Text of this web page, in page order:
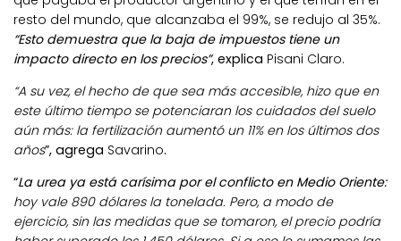
resto del mundo, que alcanzaba el 99%, se redujo al 35%.
“Esto demuestra que la baja de impuestos tiene un
impacto directo en los precios”, explica Pisani Claro.
“A su vez, el hecho de que sea más accesible, hizo que en
este último tiempo se potenciaran los cuidados del suelo
aún más: la fertilización aumentó un 11% en los últimos dos
años”, agrega Savarino.
“La urea ya está carísima por el conflicto en Medio Oriente:
hoy vale 890 dólares la tonelada. Pero, a modo de
ejercicio, sin las medidas que se tomaron, el precio podría